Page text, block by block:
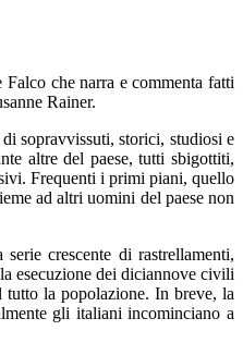
che narra e commenta fatti
Rainer.
sopravvissuti, storici, studiosi e
altre del paese, tutti sbigottiti,
Frequenti i primi piani, quello
ad altri uomini del paese non
crescente di rastrellamenti,
esecuzione dei diciannove civili
tutto la popolazione. In breve, la
gli italiani incominciano a